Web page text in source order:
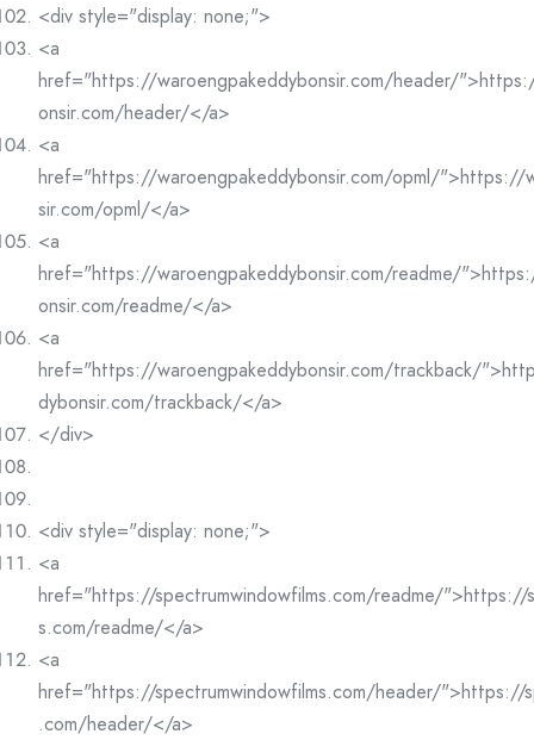
<div style="display: none;">
<a
href="https://waroengpakeddybonsir.com/header/
onsir.com/header/</a>
<a
href="https://waroengpakeddybonsir.com/opml/">https://
sir.com/opml/</a>
<a
href="https://waroengpakeddybonsir.com/readme/
onsir.com/readme/</a>
<a
href="https://waroengpakeddybonsir.com/trackback/
dybonsir.com/trackback/</a>
</div>
<div style="display: none;">
<a
href="https://spectrumwindowfilms.com/readme/">https://
s.com/readme/</a>
<a
href="https://spectrumwindowfilms.com/header/">https://
.com/header/</a>